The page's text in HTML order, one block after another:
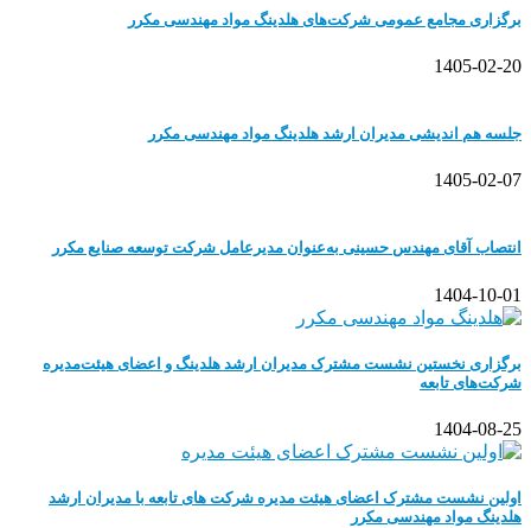
برگزاری مجامع عمومی شرکت‌های هلدینگ مواد مهندسی مکرر
1405-02-20
جلسه هم اندیشی مدیران ارشد هلدینگ مواد مهندسی مکرر
1405-02-07
انتصاب آقای مهندس حسینی به‌عنوان مدیرعامل شرکت توسعه صنایع مکرر
1404-10-01
برگزاری نخستین نشست مشترک مدیران ارشد هلدینگ و اعضای هیئت‌مدیره
شرکت‌های تابعه
1404-08-25
اولین نشست مشترک اعضای هیئت مدیره شرکت های تابعه با مدیران ارشد
هلدینگ مواد مهندسی مکرر